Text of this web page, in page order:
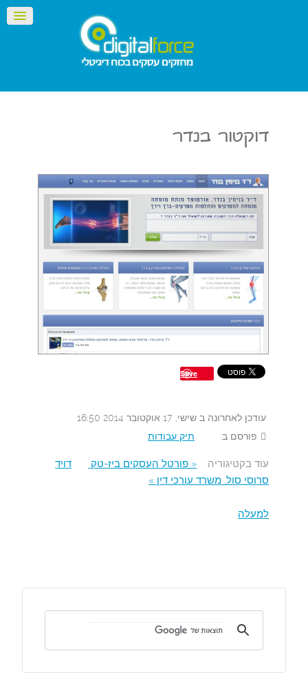
דוקטור בנדר
Save
עודכן לאחרונה ב שישי, 17 אוקטובר 2014 16:50
פורסם ב:
תיק עבודות
עוד בקטיגוריה « פורטל העסקים ביז-טק
דויד
סרוסי סול, משרד עורכי דין »
למעלה